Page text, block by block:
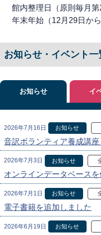
館内整理日（原則毎月第
年末年始（12月29日から
お知らせ・イベント一
お知らせ
2026年7月16日 お知らせ
音訳ボランティア養成講座
2026年7月3日 お知らせ
オンラインデータベース
2026年7月1日 お知らせ
電子書籍を追加しました
2026年6月19日 お知らせ
イ